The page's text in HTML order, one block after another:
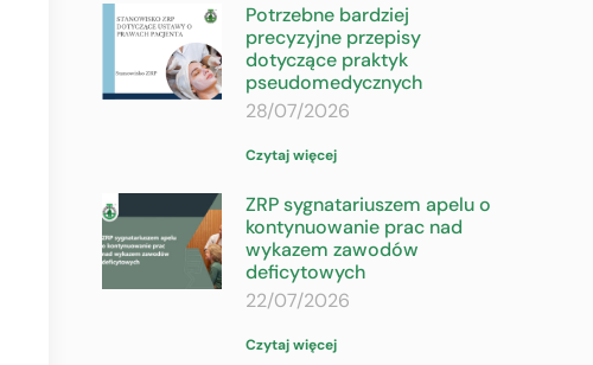
Potrzebne bardziej
precyzyjne przepisy
dotyczące praktyk
pseudomedycznych
28/07/2026
Czytaj więcej
ZRP sygnatariuszem apelu o
kontynuowanie prac nad
wykazem zawodów
deficytowych
22/07/2026
Czytaj więcej